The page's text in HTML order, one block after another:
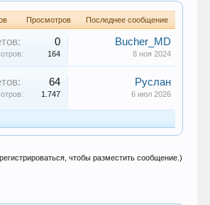
Просмотров Последнее сообщение
0
164
Bucher_MD
8 ноя 2024
64
1.747
Руслан
6 июл 2026
чтобы разместить сообщение.)